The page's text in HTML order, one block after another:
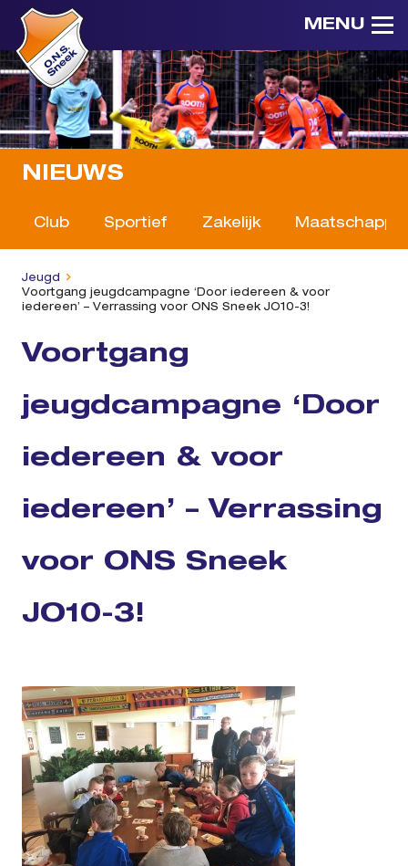
MENU
NIEUWS
Club Sportief Zakelijk
Jeugd
Voortgang jeugdcampagne ‘Door iedereen & voor
iedereen’ – Verrassing voor ONS Sneek JO10-3!
Voortgang
jeugdcampagne ‘Door
iedereen & voor
iedereen’ – Verrassing
voor ONS Sneek
JO10-3!